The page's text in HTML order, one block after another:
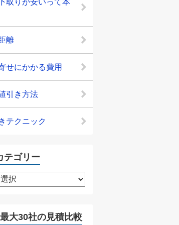
取りが安いって本
離
せにかかる費用
引き方法
テクニック
テゴリー
大30社の見積比較